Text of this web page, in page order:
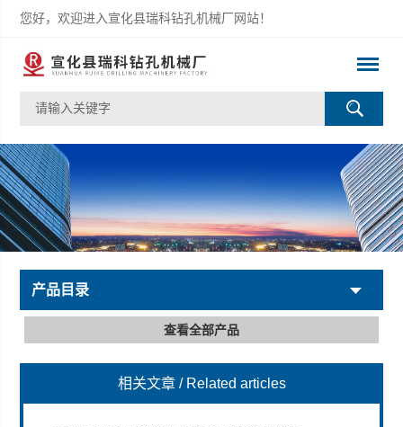
您好，欢迎进入宣化县瑞科钻孔机械厂网站！
产品目录
查看全部产品
相关文章 / Related articles